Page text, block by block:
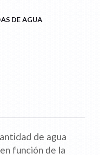
DE AGUA
de agua
función de la